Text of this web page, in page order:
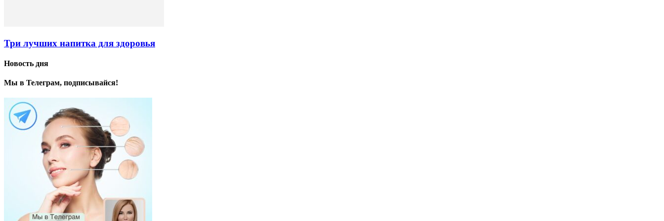
Три лучших напитка для здоровья
Новость дня
Мы в Телеграм, подписывайся!